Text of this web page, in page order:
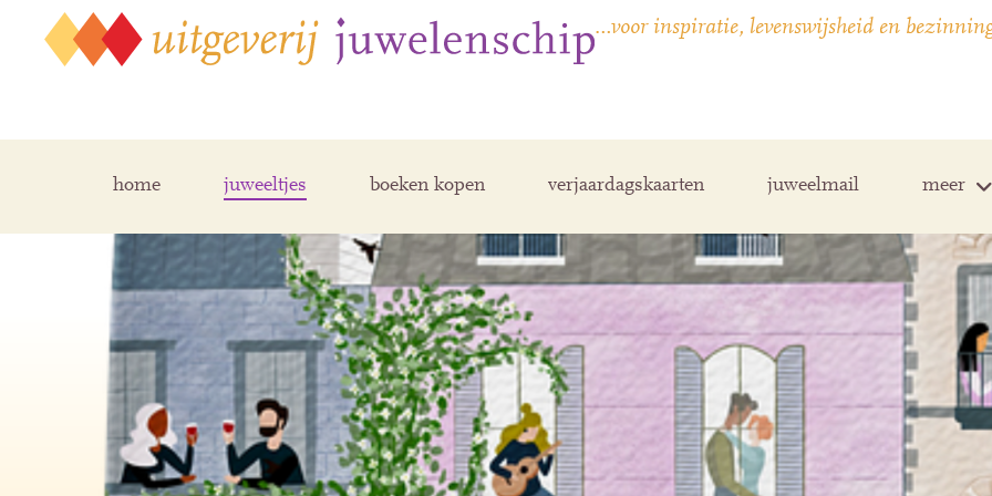
…voor inspiratie, levenswijsheid en
home juweeltjes boeken kopen verjaardagskaarten juweelmail meer